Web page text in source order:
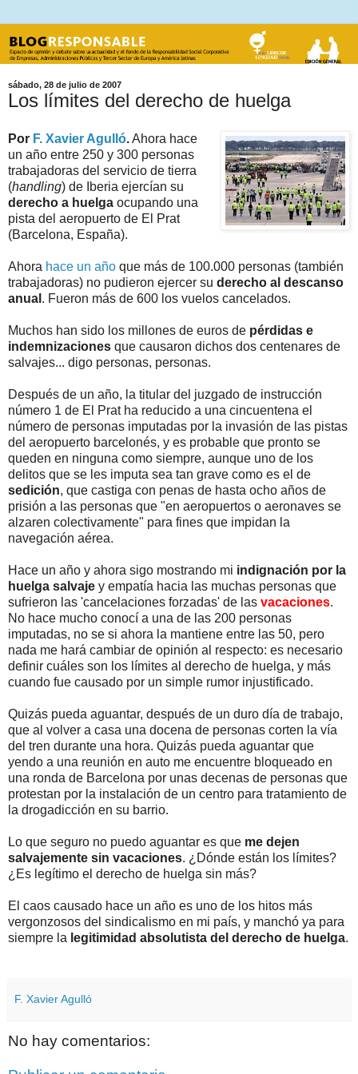
sábado, 28 de julio de 2007
Los límites del derecho de huelga
Por F. Xavier Agulló.Ahora hace
un año entre 250 y 300 personas
trabajadoras del servicio de tierra
(handling) de Iberia ejercían su
derecho a huelga ocupando una
pista del aeropuerto de El Prat
(Barcelona, España).
Ahora hace un año que más de 100.000 personas (también
trabajadoras) no pudieron ejercer su derecho al descanso
anual . Fueron más de 600 los vuelos cancelados.
Muchos han sido los millones de euros de pérdidas e
indemnizaciones que causaron dichos dos centenares de
salvajes... digo personas, personas.
Después de un año, la titular del juzgado de instrucción
número 1 de El Prat ha reducido a una cincuentena el
número de personas imputadas por la invasión de las pistas
del aeropuerto barcelonés, y es probable que pronto se
queden en ninguna como siempre, aunque uno de los
delitos que se les imputa sea tan grave como es el de
sedición, que castiga con penas de hasta ocho años de
prisión a las personas que "en aeropuertos o aeronaves se
alzaren colectivamente" para fines que impidan la
navegación aérea.
Hace un año y ahora sigo mostrando mi indignación por la
huelga salvaje y empatía hacia las muchas personas que
sufrieron las 'cancelaciones forzadas' de las vacaciones.
No hace mucho conocí a una de las 200 personas
imputadas, no se si ahora la mantiene entre las 50, pero
nada me hará cambiar de opinión al respecto: es necesario
definir cuáles son los límites al derecho de huelga, y más
cuando fue causado por un simple rumor injustificado.
Quizás pueda aguantar, después de un duro día de trabajo,
que al volver a casa una docena de personas corten la vía
del tren durante una hora. Quizás pueda aguantar que
yendo a una reunión en auto me encuentre bloqueado en
una ronda de Barcelona por unas decenas de personas que
protestan por la instalación de un centro para tratamiento de
la drogadicción en su barrio.
Lo que seguro no puedo aguantar es que me dejen
salvajemente sin vacaciones. ¿Dónde están los límites?
¿Es legítimo el derecho de huelga sin más?
El caos causado hace un año es uno de los hitos más
vergonzosos del sindicalismo en mi país, y manchó ya para
siempre la legitimidad absolutista del derecho de huelga.
F. Xavier Agulló
No hay comentarios: